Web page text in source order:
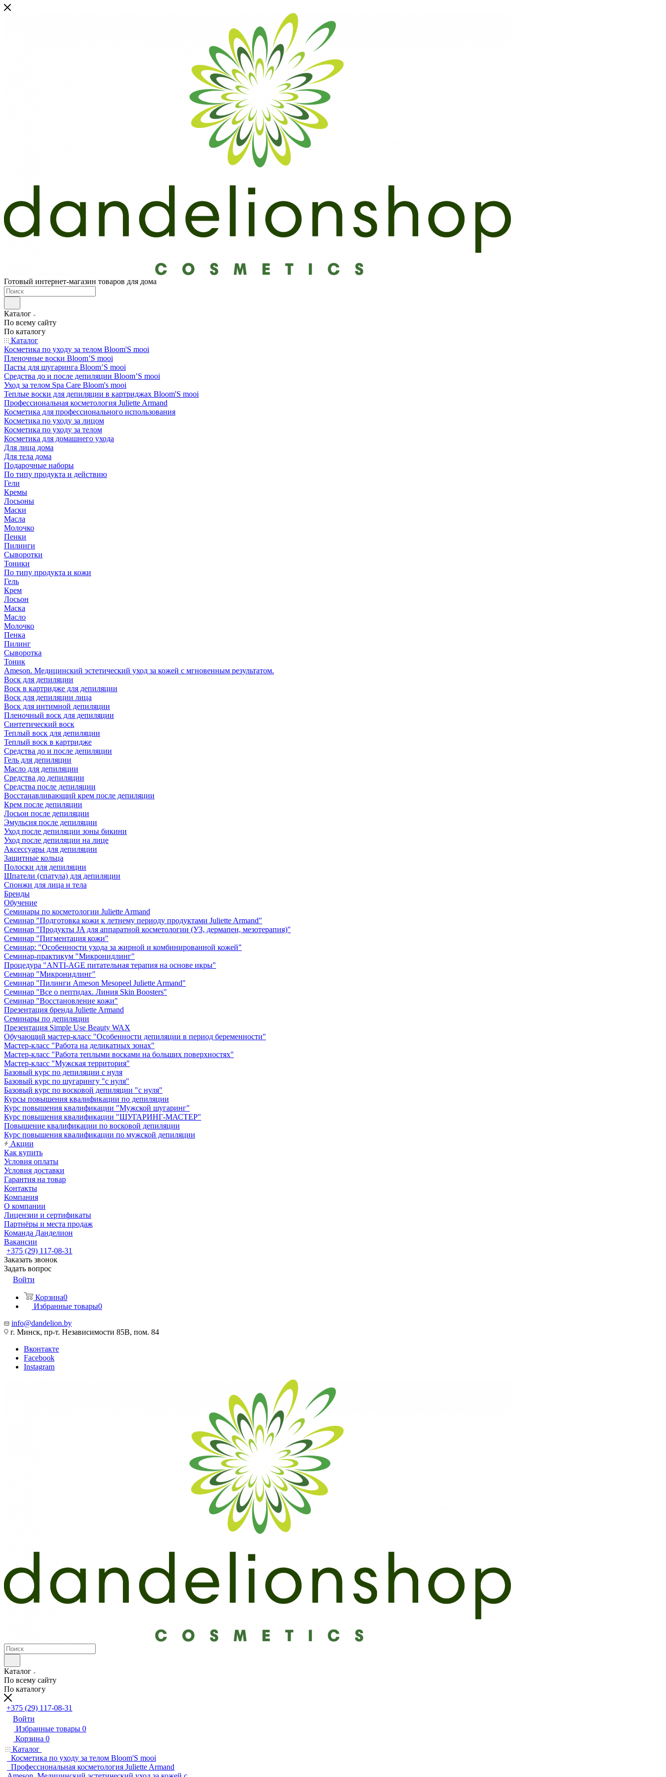
Готовый интернет-магазин товаров для дома
Каталог
По всему сайту
По каталогу
Каталог
Косметика по уходу за телом Bloom'S mooi
Пленочные воски Bloom’S mooi
Пасты для шугаринга Bloom’S mooi
Средства до и после депиляции Bloom’S mooi
Уход за телом Spa Care Bloom's mooi
Теплые воски для депиляции в картриджах Bloom'S mooi
Профессиональная косметология Juliette Armand
Косметика для профессионального использования
Косметика по уходу за лицом
Косметика по уходу за телом
Косметика для домашнего ухода
Для лица дома
Для тела дома
Подарочные наборы
По типу продукта и действию
Гели
Кремы
Лосьоны
Маски
Масла
Молочко
Пенки
Пилинги
Сыворотки
Тоники
По типу продукта и кожи
Гель
Крем
Лосьон
Маска
Масло
Молочко
Пенка
Пилинг
Сыворотка
Тоник
Ameson. Медицинский эстетический уход за кожей с мгновенным результатом.
Воск для депиляции
Воск в картридже для депиляции
Воск для депиляции лица
Воск для интимной депиляции
Пленочный воск для депиляции
Синтетический воск
Теплый воск для депиляции
Теплый воск в картридже
Средства до и после депиляции
Гель для депиляции
Масло для депиляции
Средства до депиляции
Средства после депиляции
Восстанавливающий крем после депиляции
Крем после депиляции
Лосьон после депиляции
Эмульсия после депиляции
Уход после депиляции зоны бикини
Уход после депиляции на лице
Аксессуары для депиляции
Защитные кольца
Полоски для депиляции
Шпатели (спатула) для депиляции
Спонжи для лица и тела
Бренды
Обучение
Семинары по косметологии Juliette Armand
Семинар "Подготовка кожи к летнему периоду продуктами Juliette Armand"
Семинар "Продукты JA для аппаратной косметологии (УЗ, дермапен, мезотерапия)"
Семинар "Пигментация кожи"
Семинар: "Особенности ухода за жирной и комбинированной кожей"
Семинар-практикум "Микронидлинг"
Процедура "ANTI-AGE питательная терапия на основе икры"
Семинар "Микронидлинг"
Семинар "Пилинги Ameson Mesopeel Juliette Armand"
Семинар "Все о пептидах. Линия Skin Boosters"
Семинар "Восстановление кожи"
Презентация бренда Juliette Armand
Семинары по депиляции
Презентация Simple Use Beauty WAX
Обучающий мастер-класс "Особенности депиляции в период беременности"
Мастер-класс "Работа на деликатных зонах"
Мастер-класс "Работа теплыми восками на больших поверхностях"
Мастер-класс "Мужская территория"
Базовый курс по депиляции с нуля
Базовый курс по шугарингу "с нуля"
Базовый курс по восковой депиляции "с нуля"
Курсы повышения квалификации по депиляции
Курс повышения квалификации "Мужской шугаринг"
Курс повышения квалификации "ШУГАРИНГ-МАСТЕР"
Повышение квалификации по восковой депиляции
Курс повышения квалификации по мужской депиляции
Акции
Как купить
Условия оплаты
Условия доставки
Гарантия на товар
Контакты
Компания
О компании
Лицензии и сертификаты
Партнёры и места продаж
Команда Данделион
Вакансии
+375 (29) 117-08-31
Заказать звонок
Задать вопрос
Войти
Корзина0
Избранные товары0
info@dandelion.by
г. Минск, пр-т. Независимости 85В, пом. 84
Вконтакте
Facebook
Instagram
Каталог
По всему сайту
По каталогу
+375 (29) 117-08-31
Войти
Избранные товары 0
Корзина 0
Каталог
Косметика по уходу за телом Bloom'S mooi
Профессиональная косметология Juliette Armand